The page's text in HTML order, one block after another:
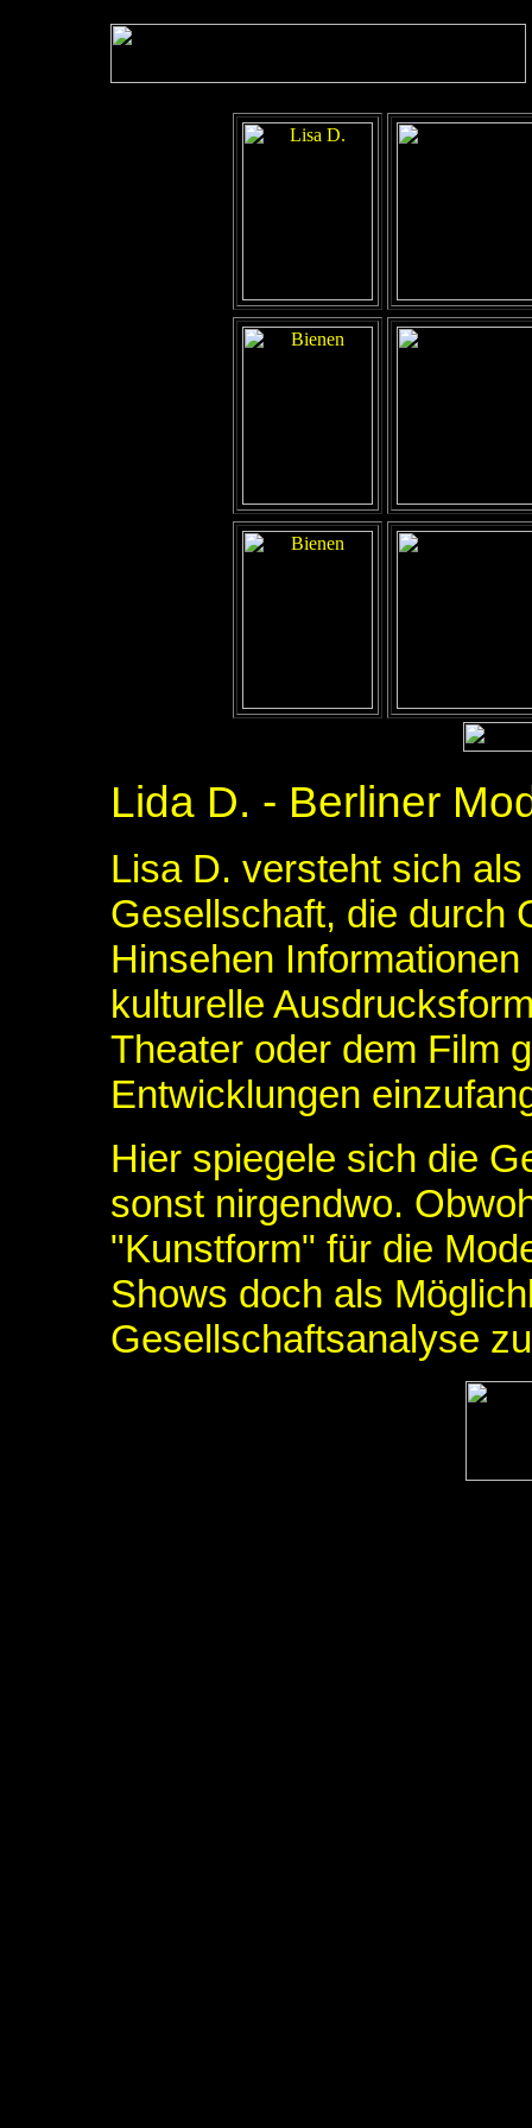
Lida D. - Berliner
Lisa D. versteht sich
Gesellschaft, die durch
Hinsehen
kulturelle
Theater oder dem Film
Entwicklungen
Hier spiegele sich die
sonst nirgendwo.
"Kunstform" für die
Shows doch als
Gesellschaftsanalyse